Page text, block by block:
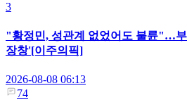
3
"황정민, 성관계 없었어도 불륜"…
장창'[이주의픽]
2026-08-08 06:13
74